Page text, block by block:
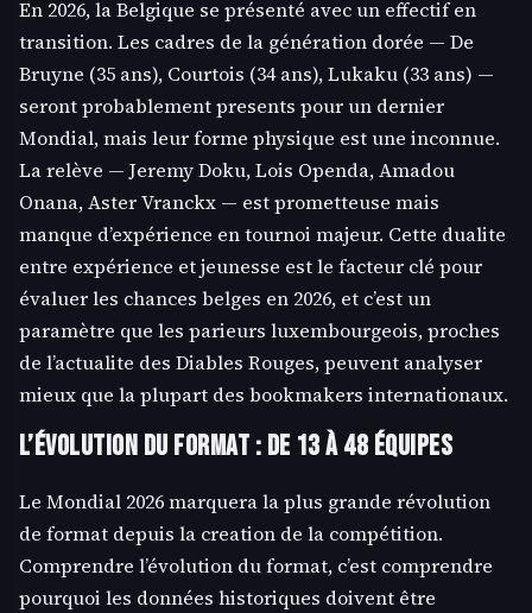
En 2026, la Belgique se présenté avec un effectif en
transition. Les cadres de la génération dorée — De
Bruyne (35 ans), Courtois (34 ans), Lukaku (33 ans) —
seront probablement presents pour un dernier
Mondial, mais leur forme physique est une inconnue.
La relève — Jeremy Doku, Lois Openda, Amadou
Onana, Aster Vranckx — est prometteuse mais
manque d’expérience en tournoi majeur. Cette dualite
entre expérience et jeunesse est le facteur clé pour
évaluer les chances belges en 2026, et c’est un
paramètre que les parieurs luxembourgeois, proches
de l’actualite des Diables Rouges, peuvent analyser
mieux que la plupart des bookmakers internationaux.
L’évolution du format : de 13 à 48 équipes
Le Mondial 2026 marquera la plus grande révolution
de format depuis la creation de la compétition.
Comprendre l’évolution du format, c’est comprendre
pourquoi les données historiques doivent être